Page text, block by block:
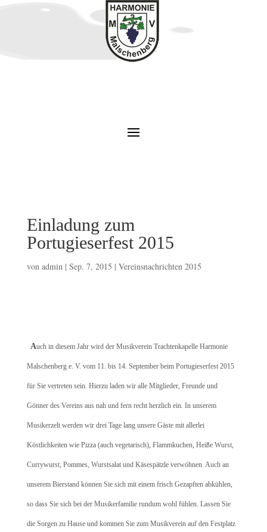
Einladung zum
Portugieserfest 2015
von admin| Sep. 7, 2015 | Vereinsnachrichten 2015
Auch in diesem Jahr wird der Musikverein Trachtenkapelle Harmonie
Malschenberg e. V. vom 11. bis 14. September beim Portugieserfest 2015
für Sie vertreten sein. Hierzu laden wir alle Mitglieder, Freunde und
Gönner des Vereins aus nah und fern recht herzlich ein. In unserem
Musikerzelt werden wir drei Tage lang unsere Gäste mit allerlei
Köstlichkeiten wie Pizza (auch vegetarisch), Flammkuchen, Heiße Wurst,
Currywurst, Pommes, Wurstsalat und Käsespätzle verwöhnen. Auch an
unserem Bierstand können Sie sich mit einem frisch Gezapften abkühlen,
so dass Sie sich bei der Musikerfamilie rundum wohl fühlen. Lassen Sie
die Sorgen zu Hause und kommen Sie zum Musikverein auf den Festplatz